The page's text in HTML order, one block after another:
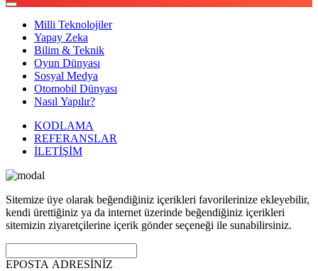
Milli Teknolojiler
Yapay Zeka
Bilim & Teknik
Oyun Dünyası
Sosyal Medya
Otomobil Dünyası
Nasıl Yapılır?
KODLAMA
REFERANSLAR
İLETİŞİM
Sitemize üye olarak beğendiğiniz içerikleri favorilerinize ekleyebilir,
kendi ürettiğiniz ya da internet üzerinde beğendiğiniz içerikleri
sitemizin ziyaretçilerine içerik gönder seçeneği ile sunabilirsiniz.
EPOSTA ADRESİNİZ